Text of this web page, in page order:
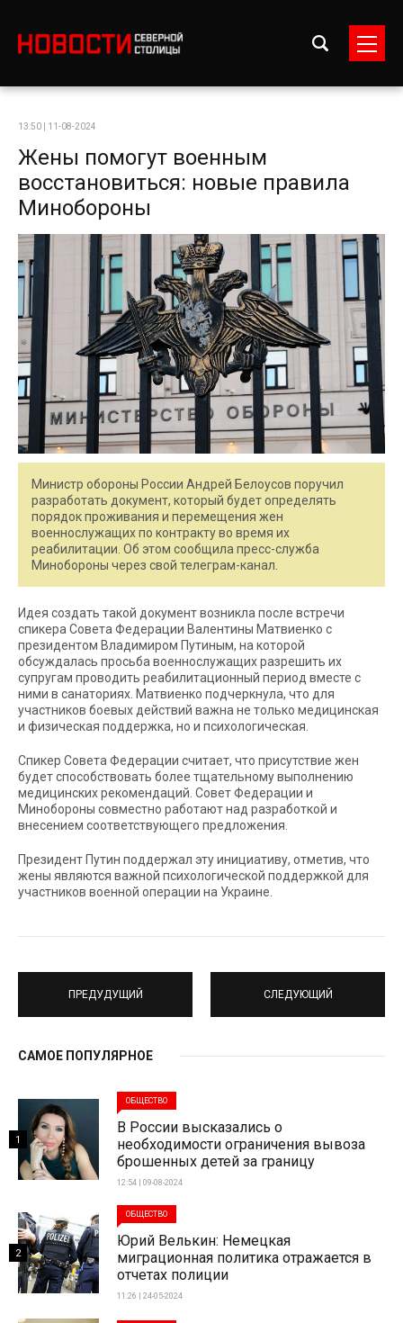
13:50 | 11-08-2024
Жены помогут военным
восстановиться: новые правила
Минобороны
Министр обороны России Андрей Белоусов поручил
разработать документ, который будет определять
порядок проживания и перемещения жен
военнослужащих по контракту во время их
реабилитации. Об этом сообщила пресс-служба
Минобороны через свой телеграм-канал.
Идея создать такой документ возникла после встречи
спикера Совета Федерации Валентины Матвиенко с
президентом Владимиром Путиным, на которой
обсуждалась просьба военнослужащих разрешить их
супругам проводить реабилитационный период вместе с
ними в санаториях. Матвиенко подчеркнула, что для
участников боевых действий важна не только медицинская
и физическая поддержка, но и психологическая.
Спикер Совета Федерации считает, что присутствие жен
будет способствовать более тщательному выполнению
медицинских рекомендаций. Совет Федерации и
Минобороны совместно работают над разработкой и
внесением соответствующего предложения.
Президент Путин поддержал эту инициативу, отметив, что
жены являются важной психологической поддержкой для
участников военной операции на Украине.
ПРЕДУДУЩИЙ СЛЕДУЮЩИЙ
САМОЕ ПОПУЛЯРНОЕ
ОБЩЕСТВО
В России высказались о
необходимости ограничения вывоза
брошенных детей за границу
12:54 | 09-08-2024
1
ОБЩЕСТВО
Юрий Велькин: Немецкая
миграционная политика отражается в
отчетах полиции
11:26 | 24-05-2024
2